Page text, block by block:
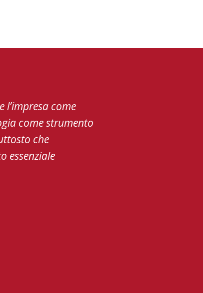
come
come strumento
che
essenziale